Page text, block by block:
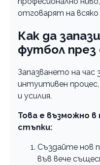
отговарят на
Как да
футбол през
Запазването на час
интуитивен
и усилия.
Това е възможно в
стъпки:
Създайте нов
във вече